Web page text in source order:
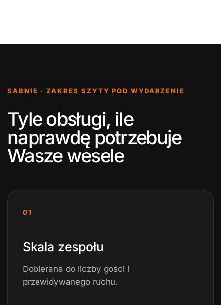
SABNIE · ZAKRES SZYTY POD WYDARZENIE
Tyle obsługi, ile
naprawdę potrzebuje
Wasze wesele
01
Skala zespołu
Dobierana do liczby gości i
przewidywanego ruchu.